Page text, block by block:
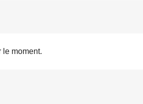
le moment.